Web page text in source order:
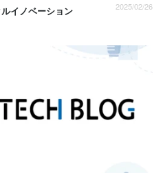
イノベーション 2025/02/26